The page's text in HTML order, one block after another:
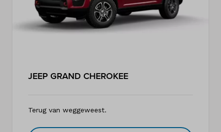
JEEP GRAND CHEROKEE
Terug van weggeweest.